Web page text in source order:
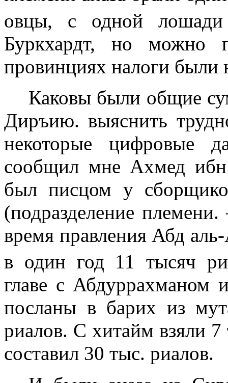
овцы, с одной
Буркхардт, но можно
провинциях налоги были
Каковы были общие
Диръию. выяс­нить
некоторые цифровые
сообщил мне Ахмед
был писцом у
(подразделение
время правления Абд
в один год 11 тысяч
главе с
посланы в барих из
риалов. С хитайм взяли 7
составил 30 тыс. риалов.